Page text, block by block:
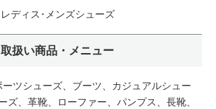
レディス･メンズシューズ
取扱い商品・メニュー
ーツシューズ、ブーツ、カジュアルシュー
ズ、革靴、ローファー、パンプス、長靴、